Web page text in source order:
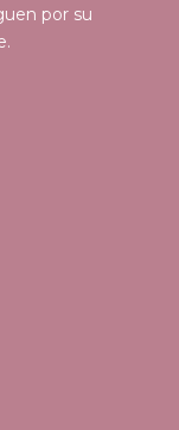
por su